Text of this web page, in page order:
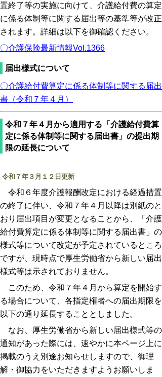
置終了等の実施に向けて、介護給付費の算定
に係る体制等に関する届出等の基準等が改正
されます。 詳細は以下を御確認ください。
〇介護保険最新情報Vol.1366
届出様式について
〇介護給付費算定に係る体制等に関する届出
書（令和７年４月）
令和７年４月から適用する「介護給付費算
定に係る体制等に関する届出書」の提出期
限の延長について
令和７年３月１２日更新
令和６年度介護報酬改定における経過措置
の終了に伴い、令和７年４月以降は別紙のと
おり届出項目が変更となることから、「介護
給付費算定に係る体制等に関する届出書」の
様式等について改定が予定されているところ
ですが、現時点で厚生労働省から新しい届出
様式等は示されておりません。
このため、令和７年４月から算定を開始す
る場合について、各指定権者への届出期限を
以下の通り延長することとしました。
なお、厚生労働省から新しい届出様式等の
通知があった際には、速やかに本ページ上に
掲載のうえ別途お知らせしますので、御理
解・御協力をいただきますようお願いしま